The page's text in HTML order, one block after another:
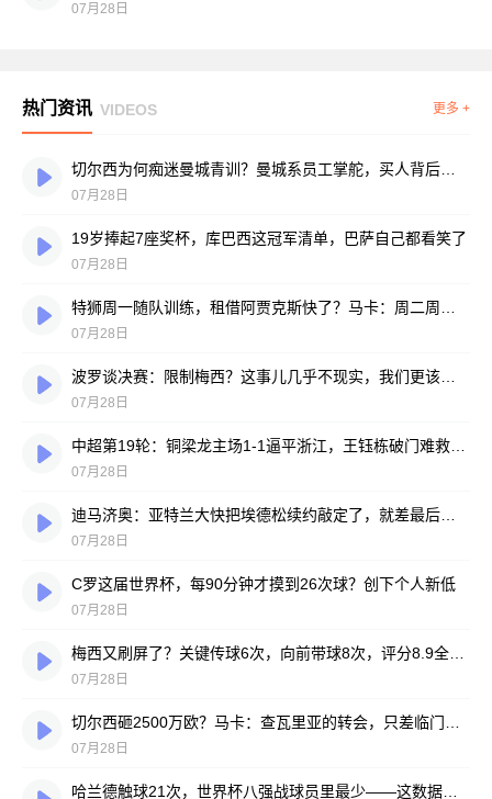
07月28日
热门资讯 VIDEOS 更多 +
07月28日
19岁捧起7座奖杯，库巴西这冠军清单，巴萨自己都看笑了
07月28日
07月28日
07月28日
07月28日
07月28日
C罗这届世界杯，每90分钟才摸到26次球？创下个人新低
07月28日
07月28日
07月28日